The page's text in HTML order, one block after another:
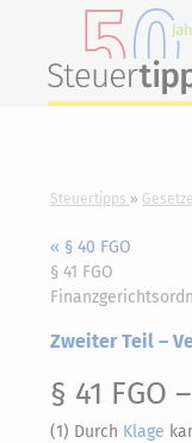
Steuertipps
« § 40 FGO
§ 41 FGO
Zweiter Teil –
§ 41 FGO
(1) Durch Klage